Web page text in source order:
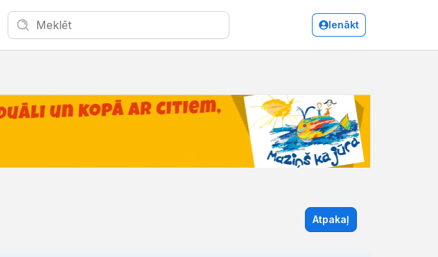
Ienākt
Atpakaļ